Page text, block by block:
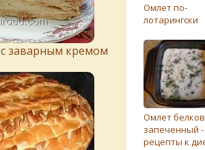
Омлет по-
лотарингски
Омлет
запеченный -
рецепты к
заварным кремом